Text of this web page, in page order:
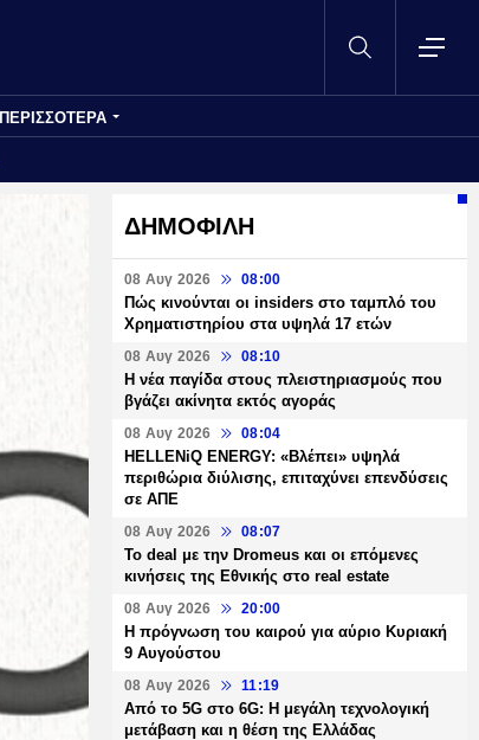
ΠΕΡΙΣΣΟΤΕΡΑ
ΔΗΜΟΦΙΛΗ
08 Αυγ 2026 08:00
Πώς κινούνται οι insiders στο ταμπλό του
Χρηματιστηρίου στα υψηλά 17 ετών
08 Αυγ 2026 08:10
Η νέα παγίδα στους πλειστηριασμούς που
βγάζει ακίνητα εκτός αγοράς
08 Αυγ 2026 08:04
HELLENiQ ENERGY: «Βλέπει» υψηλά
περιθώρια διύλισης, επιταχύνει επενδύσεις
σε ΑΠΕ
08 Αυγ 2026 08:07
Το deal με την Dromeus και οι επόμενες
κινήσεις της Εθνικής στο real estate
08 Αυγ 2026 20:00
Η πρόγνωση του καιρού για αύριο Κυριακή
9 Αυγούστου
08 Αυγ 2026 11:19
Από το 5G στο 6G: Η μεγάλη τεχνολογική
μετάβαση και η θέση της Ελλάδας